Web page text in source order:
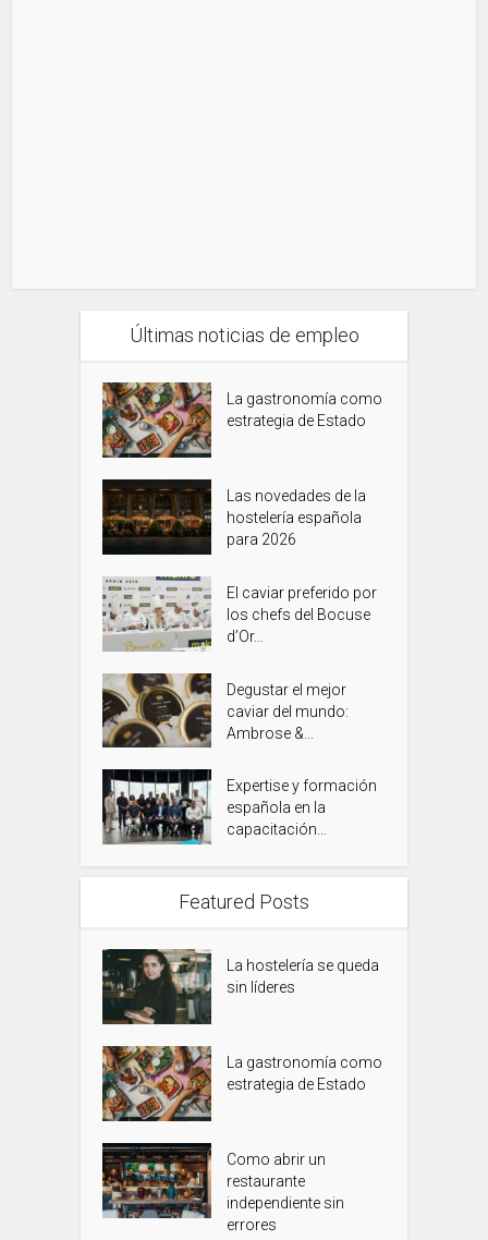
Últimas noticias de empleo
La gastronomía como
estrategia de Estado
Las novedades de la
hostelería española
para 2026
El caviar preferido por
los chefs del Bocuse
d’Or...
Degustar el mejor
caviar del mundo:
Ambrose &...
Expertise y formación
española en la
capacitación...
Featured Posts
La hostelería se queda
sin líderes
La gastronomía como
estrategia de Estado
Como abrir un
restaurante
independiente sin
errores